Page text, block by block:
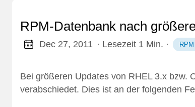
RPM-Datenbank nach
Dec 27, 2011 · Lesezeit 1 Min. · RPM
Bei größeren Updates von RHEL 3.x bzw.
verabschiedet. Dies ist an der folgenden